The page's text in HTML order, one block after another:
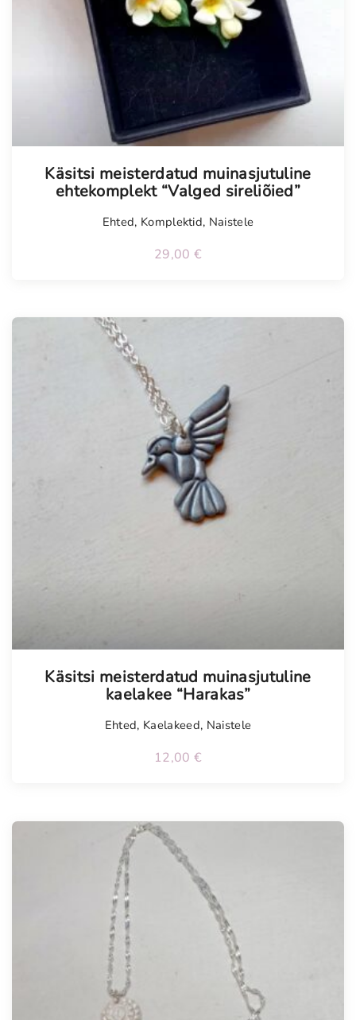
Käsitsi meisterdatud muinasjutuline
ehtekomplekt “Valged sireliõied”
Ehted, Komplektid, Naistele
29,00 €
Käsitsi meisterdatud muinasjutuline
kaelakee “Harakas”
Ehted, Kaelakeed, Naistele
12,00 €